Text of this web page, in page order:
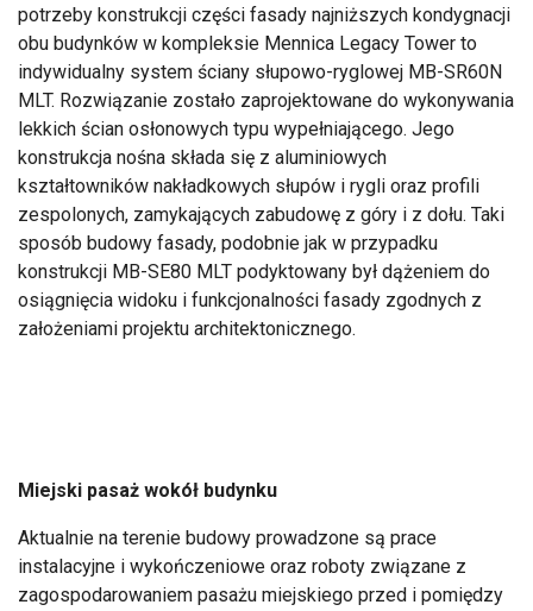
potrzeby konstrukcji części fasady najniższych kondygnacji
obu budynków w kompleksie Mennica Legacy Tower to
indywidualny system ściany słupowo-ryglowej MB-SR60N
MLT. Rozwiązanie zostało zaprojektowane do wykonywania
lekkich ścian osłonowych typu wypełniającego. Jego
konstrukcja nośna składa się z aluminiowych
kształtowników nakładkowych słupów i rygli oraz profili
zespolonych, zamykających zabudowę z góry i z dołu. Taki
sposób budowy fasady, podobnie jak w przypadku
konstrukcji MB-SE80 MLT podyktowany był dążeniem do
osiągnięcia widoku i funkcjonalności fasady zgodnych z
założeniami projektu architektonicznego.
Miejski pasaż wokół budynku
Aktualnie na terenie budowy prowadzone są prace
instalacyjne i wykończeniowe oraz roboty związane z
zagospodarowaniem pasażu miejskiego przed i pomiędzy